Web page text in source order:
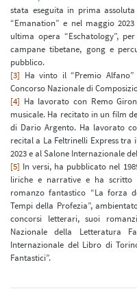
stata eseguita in prima
“Emanation” e nel maggio
ultima opera “Eschatology”,
campane tibetane, gong e
pubblico.
[3] Ha vinto il “Premio
Concorso Nazionale di
[4] Ha lavorato con Remo
musicale. Ha recitato in un film
di Dario Argento. Ha lavorato
recital a La Feltrinelli Express tra
2023 e al Salone Internazionale
[5] In versi, ha pubblicato nel
liriche e narrative e ha scritto
romanzo fantastico “La forza
Tempi della Profezia”,
concorsi letterari, suoi
Nazionale della Letteratura
Internazionale del Libro di
Fantastici”.